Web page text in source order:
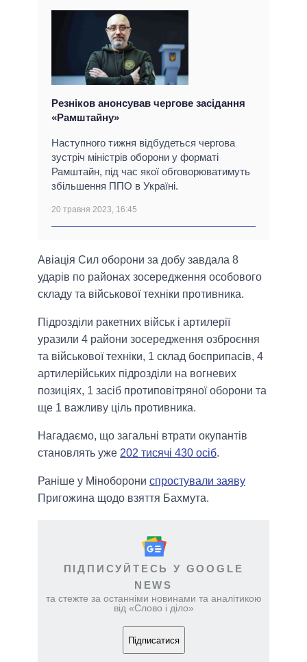
Резніков анонсував чергове засідання
«Рамштайну»
Наступного тижня відбудеться чергова
зустріч міністрів оборони у форматі
Рамштайн, під час якої обговорюватимуть
збільшення ППО в Україні.
20 травня 2023, 16:45
Авіація Сил оборони за добу завдала 8
ударів по районах зосередження особового
складу та військової техніки противника.
Підрозділи ракетних військ і артилерії
уразили 4 райони зосередження озброєння
та військової техніки, 1 склад боєприпасів, 4
артилерійських підрозділи на вогневих
позиціях, 1 засіб протиповітряної оборони та
ще 1 важливу ціль противника.
Нагадаємо, що загальні втрати окупантів
становлять уже 202 тисячі 430 осіб.
Раніше у Міноборони спростували заяву
Пригожина щодо взяття Бахмута.
ПІДПИСУЙТЕСЬ У GOOGLE
NEWS
та стежте за останніми новинами та аналітикою
від «Слово і діло»
Підписатися